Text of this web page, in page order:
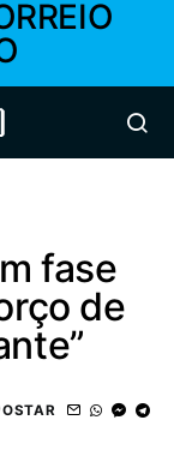
fase
de